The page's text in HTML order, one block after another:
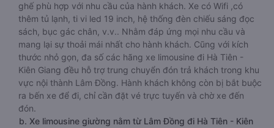
ghế phù hợp với nhu cầu của hành khách. Xe có Wifi ,có
thêm tủ lạnh, ti vi led 19 inch, hệ thống đèn chiếu sáng đọc
sách, bục gác chân, v.v.. Nhằm đáp ứng mọi nhu cầu và
mang lại sự thoải mái nhất cho hành khách. Cũng với kích
thước nhỏ gọn, đa số các hãng xe limousine đi Hà Tiên -
Kiên Giang đều hỗ trợ trung chuyển đón trả khách trong khu
vực nội thành Lâm Đồng. Hành khách không còn bị bắt buộc
ra bến xe để đi, chỉ cần đặt vé trực tuyến và chờ xe đến
đón.
b. Xe limousine giường nằm từ Lâm Đồng đi Hà Tiên - Kiên